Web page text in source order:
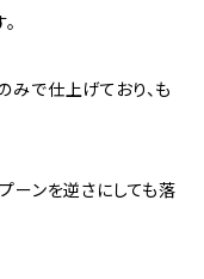
で仕上げており、も
ーンを逆さにしても落